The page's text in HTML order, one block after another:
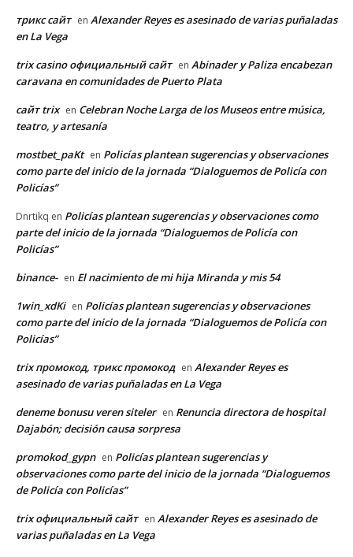
трикс сайт en Alexander Reyes es asesinado de varias puñaladas
en La Vega
trix casino официальный сайт en Abinader y Paliza encabezan
caravana en comunidades de Puerto Plata
сайт trix en Celebran Noche Larga de los Museos entre música,
teatro, y artesanía
mostbet_paKt en Policías plantean sugerencias y observaciones
como parte del inicio de la jornada “Dialoguemos de Policía con
Policías”
Dnrtikq en Policías plantean sugerencias y observaciones como
parte del inicio de la jornada “Dialoguemos de Policía con
Policías”
binance- en El nacimiento de mi hija Miranda y mis 54
1win_xdKi en Policías plantean sugerencias y observaciones
como parte del inicio de la jornada “Dialoguemos de Policía con
Policías”
trix промокод, трикс промокод en Alexander Reyes es
asesinado de varias puñaladas en La Vega
deneme bonusu veren siteler en Renuncia directora de hospital
Dajabón; decisión causa sorpresa
promokod_gypn en Policías plantean sugerencias y
observaciones como parte del inicio de la jornada “Dialoguemos
de Policía con Policías”
trix официальный сайт en Alexander Reyes es asesinado de
varias puñaladas en La Vega